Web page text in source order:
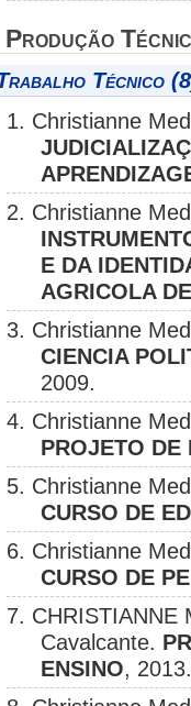
Produção
Técnico
1. Christianne
2. Christianne
E DA
AGRICOLA
3. Christianne
CIENCIA
2009.
4. Christianne
PROJETO DE
5. Christianne
CURSO DE
6. Christianne
CURSO DE
7. CHRISTIANNE
Cavalcante.
ENSINO,